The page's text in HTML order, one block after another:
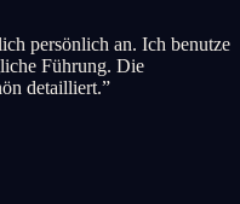
persönlich an. Ich benutze
Führung. Die
detailliert.”